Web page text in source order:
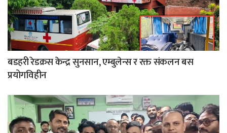
बडहरी रेडक्रस केन्द्र सुनसान, एम्बुलेन्स र रक्त संकलन बस
प्रयोगविहीन